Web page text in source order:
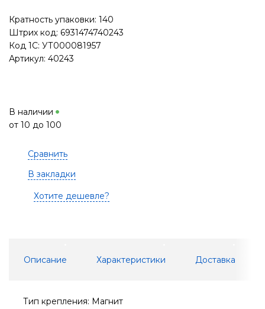
Кратность упаковки: 140
Штрих код: 6931474740243
Код 1С: УТ000081957
Артикул: 40243
В наличии
от 10 до 100
Сравнить
В закладки
Хотите дешевле?
Описание Характеристики Доставка
Тип крепления: Магнит